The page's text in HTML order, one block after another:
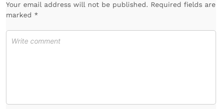
Your email address will not be published. Required fields are
marked *